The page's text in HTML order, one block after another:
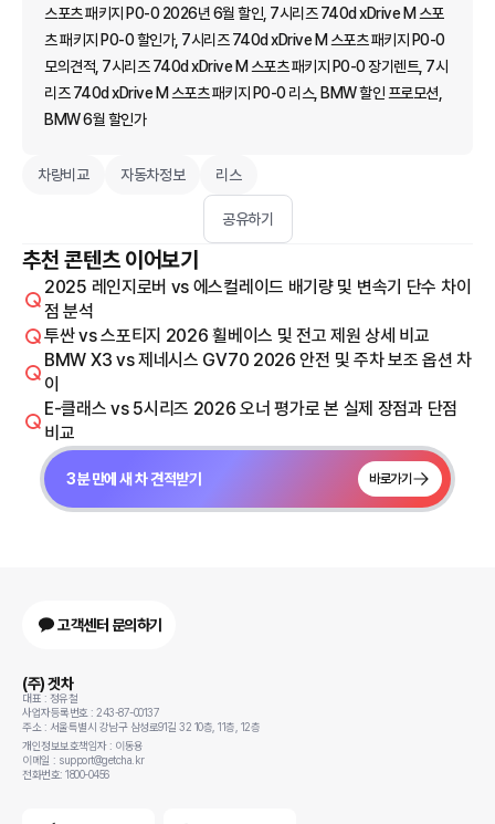
스포츠 패키지 P0-0 2026년 6월 할인, 7시리즈 740d xDrive M 스포
츠 패키지 P0-0 할인가, 7시리즈 740d xDrive M 스포츠 패키지 P0-0
모의견적, 7시리즈 740d xDrive M 스포츠 패키지 P0-0 장기렌트, 7시
리즈 740d xDrive M 스포츠 패키지 P0-0 리스, BMW 할인 프로모션,
BMW 6월 할인가
차량비교 자동차정보 리스
공유하기
추천 콘텐츠 이어보기
2025 레인지로버 vs 에스컬레이드 배기량 및 변속기 단수 차이
점 분석
투싼 vs 스포티지 2026 휠베이스 및 전고 제원 상세 비교
BMW X3 vs 제네시스 GV70 2026 안전 및 주차 보조 옵션 차
이
E-클래스 vs 5시리즈 2026 오너 평가로 본 실제 장점과 단점
비교
3분 만에 새 차 견적받기 바로가기
고객센터 문의하기
(주) 겟차
대표 : 정유철
사업자등록번호 : 243-87-00137
주소 : 서울특별시 강남구 삼성로91길 32 10층, 11층, 12층
개인정보보호책임자 : 이동용
이메일 : support@getcha.kr
전화번호: 1800-0456